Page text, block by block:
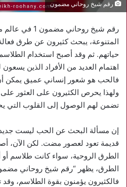
رقم شيخ روحاني مضمون
رقم شيخ روحاني
المتنوعة، يبحث كثيرون عن طرق
حياتهم. ثم وقد أصبح استخدام
اهتمام العديد من الأفراد الذين
فالحب هو شعور إنساني عميق يمكن
ولهذا يحرص الكثيرون على العثور
تضمن لهم الوصول إلى القلوب التي
إن مسألة البحث عن الحب ليست
قديمة تعود لعصور مضت. لكن الآن،
الطرق الروحية، سواء كانت طلاسم أو
الطرق، يظهر “رقم شيخ روحاني
فالكثيرون يؤمنون بقوة الطلاسم، وقد